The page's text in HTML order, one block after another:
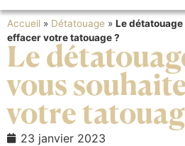
Accueil » Détatouage » Le
effacer votre tatouage ?
Le
vous
votre
23 janvier 2023